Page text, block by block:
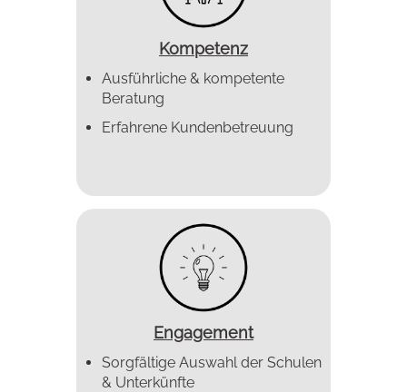
Kompetenz
Ausführliche & kompetente
Beratung
Erfahrene Kundenbetreuung
Engagement
Sorgfältige Auswahl der Schulen
& Unterkünfte